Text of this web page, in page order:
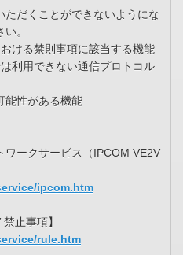
ただくことができないようにな
。
ける禁則事項に該当する機能
利用できない通信プロトコル
能性がある機能
ワークサービス（IPCOM VE2V
ipcom.htm
止事項】
rule.htm